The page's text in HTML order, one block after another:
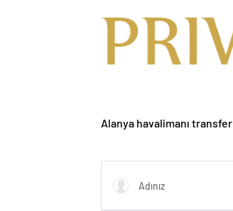
Alanya havalimanı transfer